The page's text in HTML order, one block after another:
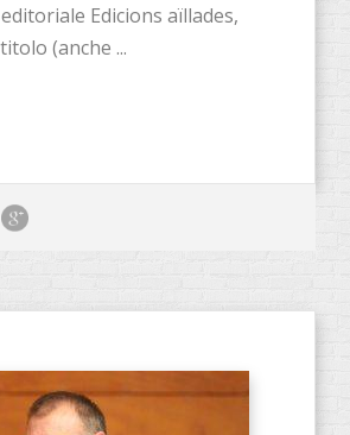
Edicions aïllades,
(anche ...